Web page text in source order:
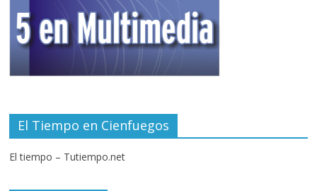
El Tiempo en Cienfuegos
El tiempo – Tutiempo.net